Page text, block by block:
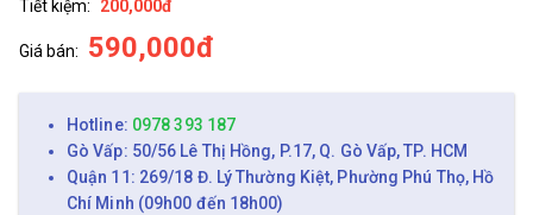
Tiết kiệm: 200,000đ
Giá bán: 590,000đ
Hotline: 0978 393 187
Gò Vấp: 50/56 Lê Thị Hồng, P.17, Q. Gò Vấp, TP. HCM
Quận 11: 269/18 Đ. Lý Thường Kiệt, Phường Phú Thọ, Hồ
Chí Minh (09h00 đến 18h00)